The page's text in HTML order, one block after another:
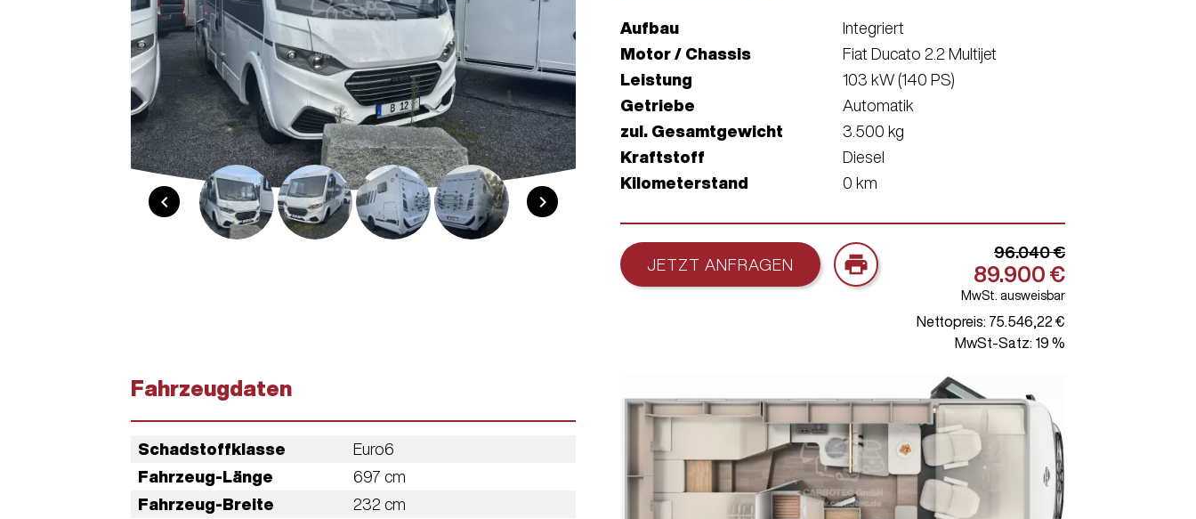
chevron_left chevron_right
Aufbau
Integriert
Motor / Chassis
Fiat Ducato 2.2 Multijet
Leistung
103 kW (140 PS)
Getriebe
Automatik
zul. Gesamt­gewicht
3.500 kg
Kraftstoff
Diesel
Kilometerstand
0 km
JETZT ANFRAGEN print 96.040 €
89.900 €
MwSt. ausweisbar
Nettopreis: 75.546,22 €
MwSt-Satz: 19 %
Fahrzeugdaten
Schad­stoff­klasse
Euro6
Fahrzeug-Länge
697 cm
Fahrzeug-Breite
232 cm